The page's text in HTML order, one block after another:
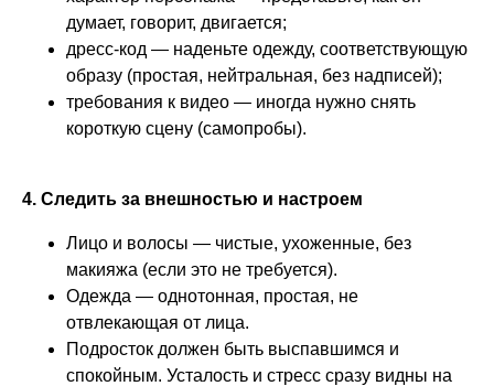
думает, говорит, двигается;
дресс-код — наденьте одежду, соответствующую
образу (простая, нейтральная, без надписей);
требования к видео — иногда нужно снять
короткую сцену (самопробы).
4. Следить за внешностью и настроем
Лицо и волосы — чистые, ухоженные, без
макияжа (если это не требуется).
Одежда — однотонная, простая, не
отвлекающая от лица.
Подросток должен быть выспавшимся и
спокойным. Усталость и стресс сразу видны на